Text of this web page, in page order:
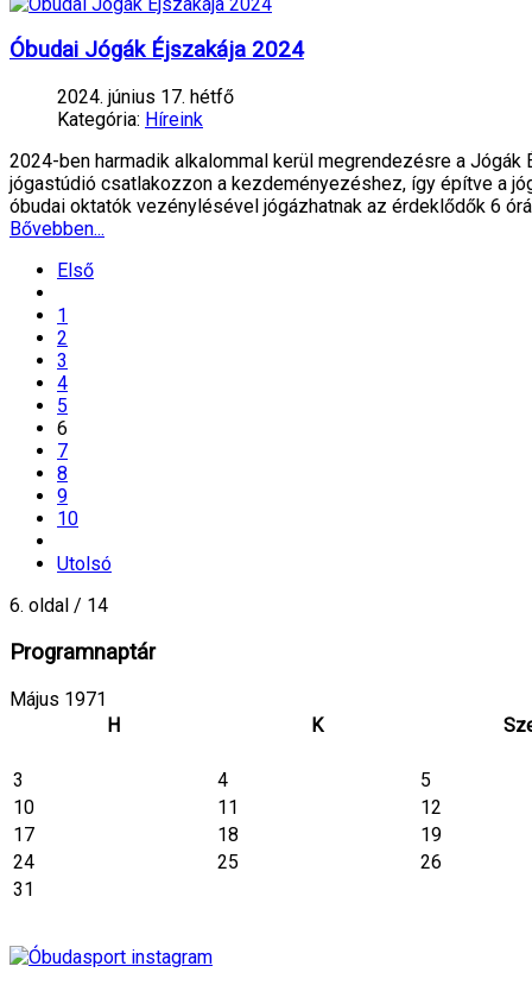
Óbudai Jógák Éjszakája 2024
2024. június 17. hétfő
Kategória: Híreink
2024-ben harmadik alkalommal kerül megrendezésre a Jógák
jógastúdió csatlakozzon a kezdeményezéshez, így építve a
óbudai oktatók vezénylésével jógázhatnak az érdeklődők 6
Bővebben...
Első
1
2
3
4
5
6
7
8
9
10
Utolsó
6. oldal / 14
Programnaptár
Május 1971
H
K
3 4
5
10
11
12
17
18
19
24
25
26
31